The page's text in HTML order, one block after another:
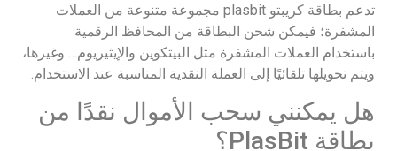
تدعم بطاقة كريبتو plasbit مجموعة متنوعة من العملات
المشفرة؛ فيمكن شحن البطاقة من المحافظ الرقمية
باستخدام العملات المشفرة مثل البيتكوين والإيثيريوم… وغيرها،
ويتم تحويلها تلقائيًا إلى العملة النقدية المناسبة عند الاستخدام.
هل يمكنني سحب الأموال نقدًا من
بطاقة PlasBit؟